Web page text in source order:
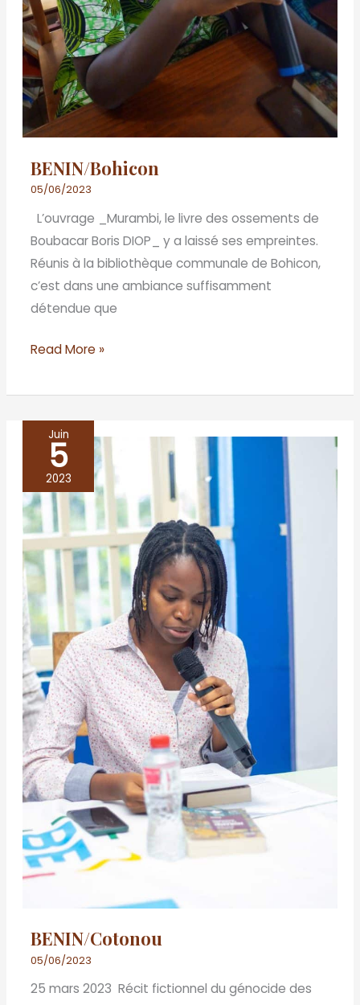
BENIN/Bohicon
05/06/2023
L’ouvrage _Murambi, le livre des ossements de
Boubacar Boris DIOP_ y a laissé ses empreintes.
Réunis à la bibliothèque communale de Bohicon,
c’est dans une ambiance suffisamment
détendue que
Read More »
Juin
5
2023
BENIN/Cotonou
05/06/2023
25 mars 2023 Récit fictionnel du génocide des
BENIN/Cotonou